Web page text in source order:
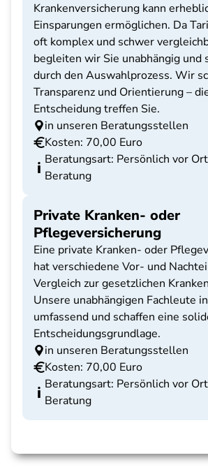
Krankenversicherung kann
Einsparungen ermöglichen. Da
oft komplex und schwer
begleiten wir Sie unabhängig
durch den Auswahlprozess. Wir
Transparenz und Orientierung –
Entscheidung treffen Sie.
in unseren Beratungsstellen
Kosten: 70,00 Euro
Beratungsart: Persönlich vor
Beratung
Private Kranken- oder
Pflegeversicherung
Eine private Kranken- oder
hat verschiedene Vor- und
Vergleich zur gesetzlichen
Unsere unabhängigen Fachleute
umfassend und schaffen eine
Entscheidungsgrundlage.
in unseren Beratungsstellen
Kosten: 70,00 Euro
Beratungsart: Persönlich vor
Beratung